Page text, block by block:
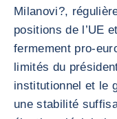
Milanovi?,
positions de l’UE
fermement pro-
limités du
institutionnel et le
une stabilité